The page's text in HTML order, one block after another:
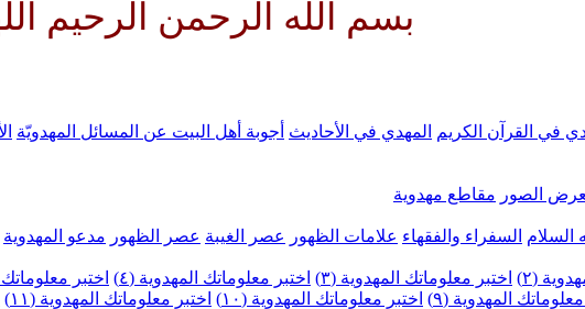
بسم الله الرحمن الرحيم اللهم كن
في القرآن الكريم المهدي في الأحاديث أجوبة أهل البيت عن المسائل المهدويّة
الصور مقاطع مهدوية
السلام السفراء والفقهاء علامات الظهور عصر الغيبة عصر الظهور مدعو المهدوية
(٢) اختبر معلوماتك المهدوية (٣) اختبر معلوماتك المهدوية (٤) اختبر معلوماتك
معلوماتك المهدوية (٩) اختبر معلوماتك المهدوية (١٠) اختبر معلوماتك المهدوية (١١)